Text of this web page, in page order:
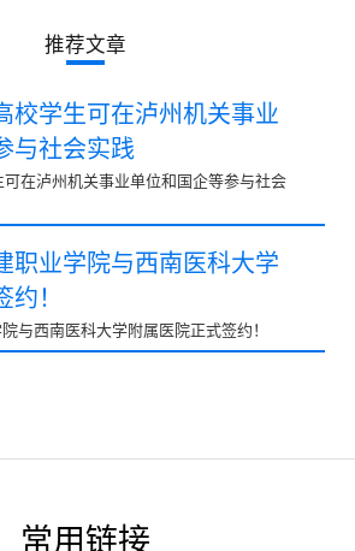
推荐文章
校学生可在泸州机关事业
与社会实践
在泸州机关事业单位和国企等参与社会
职业学院与西南医科大学
！
与西南医科大学附属医院正式签约！
常用链接